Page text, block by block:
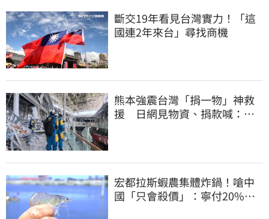
斷交19年看見台灣實力！「這
國連2年來台」尋找商機
熊本強震台灣「捐一物」神救
援 日網見物資、捐款喊：給
宏都拉斯蝦農集體炸鍋！嗆中
國「只會殺價」：寧付20%關